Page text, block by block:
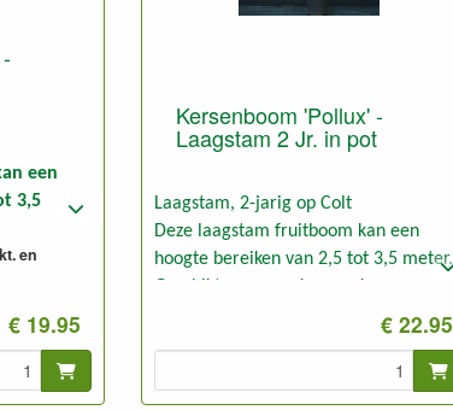
een
3,5
en
en
€ 19.95
Kersenboom 'Pollux' -
Laagstam 2 Jr. in pot
Laagstam, 2-jarig op Colt
Deze laagstam fruitboom kan een
hoogte bereiken van 2,5 tot 3,5 meter.
€ 22.95